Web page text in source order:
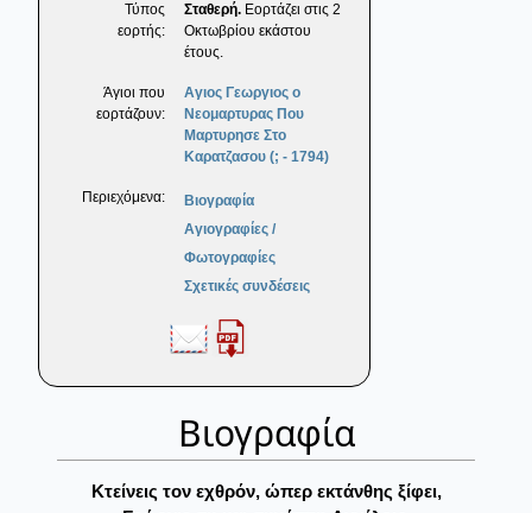
Τύπος
εορτής:
Σταθερή. Εορτάζει στις 2
Οκτωβρίου εκάστου
έτους.
Άγιοι που
εορτάζουν:
Αγιος Γεωργιος ο
Νεομαρτυρας Που
Μαρτυρησε Στο
Καρατζασου (; - 1794)
Περιεχόμενα:
Βιογραφία
Αγιογραφίες /
Φωτογραφίες
Σχετικές συνδέσεις
Βιογραφία
Kτείνεις τον εχθρόν, ώπερ εκτάνθης ξίφει,